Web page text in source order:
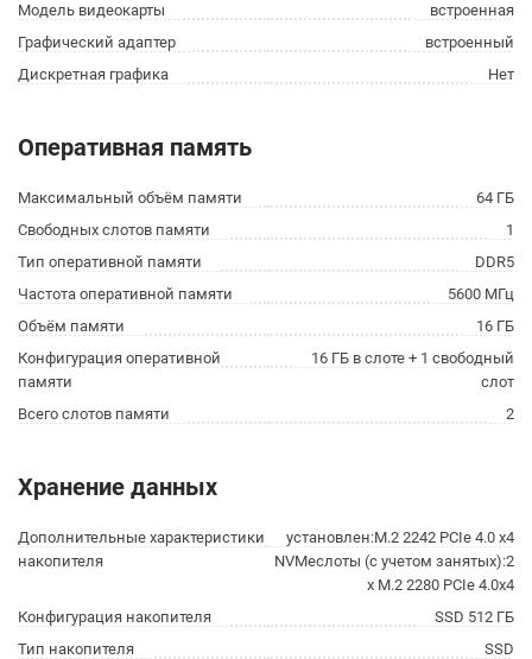
Модель видеокарты
встроенная
Графический адаптер
встроенный
Дискретная графика
Нет
Оперативная память
Максимальный объём памяти
64 ГБ
Свободных слотов памяти
1
Тип оперативной памяти
DDR5
Частота оперативной памяти
5600 МГц
Объём памяти
16 ГБ
Конфигурация оперативной
памяти
16 ГБ в слоте + 1 свободный
слот
Всего слотов памяти
2
Хранение данных
Дополнительные характеристики
накопителя
установлен:M.2 2242 PCIe 4.0 x4
NVMeслоты (с учетом занятых):2
x M.2 2280 PCIe 4.0x4
Конфигурация накопителя
SSD 512 ГБ
Тип накопителя
SSD